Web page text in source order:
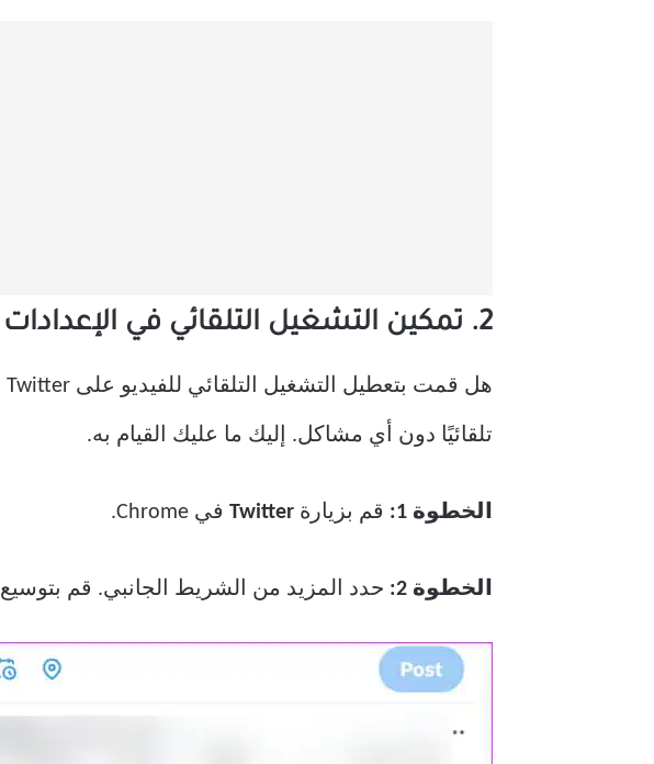
2. تمكين التشغيل التلقائي في الإعدادات
تلقائيًا دون أي مشاكل. إليك ما عليك القيام به.
الخطوة 1: قم بزيارة Twitter في Chrome.
الخطوة 2: حدد المزيد من الشريط الجانبي. قم بتوسيع